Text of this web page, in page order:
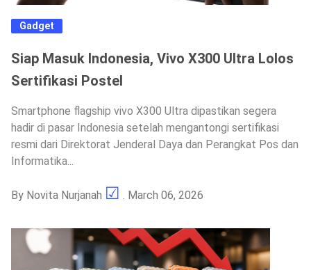
Gadget
Siap Masuk Indonesia, Vivo X300 Ultra Lolos
Sertifikasi Postel
Smartphone flagship vivo X300 Ultra dipastikan segera
hadir di pasar Indonesia setelah mengantongi sertifikasi
resmi dari Direktorat Jenderal Daya dan Perangkat Pos dan
Informatika...
By Novita Nurjanah . March 06, 2026